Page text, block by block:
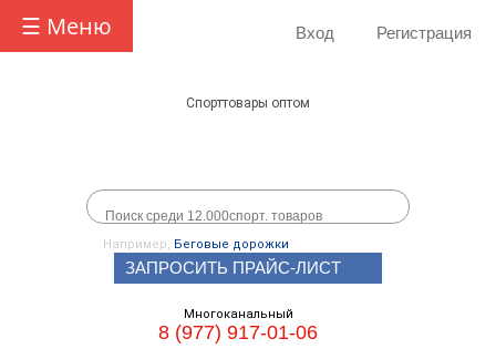
☰ Меню Вход Регистрация
Спорттовары оптом
Например, Беговые дорожки
ЗАПРОСИТЬ ПРАЙС-ЛИСТ
Многоканальный
8 (977) 917-01-06